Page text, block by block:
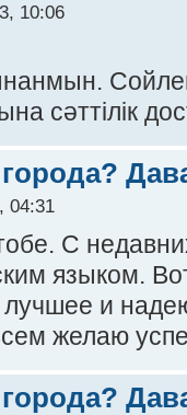
10:06
сәттілік
04:31
С
языком.
и
желаю